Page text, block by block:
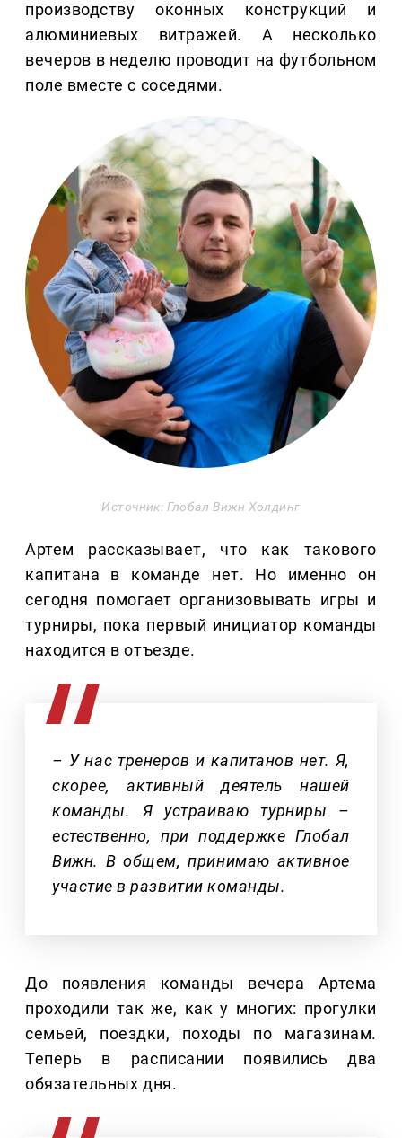
производству оконных конструкций и
алюминиевых витражей. А несколько
вечеров в неделю проводит на футбольном
поле вместе с соседями.
Источник: Глобал Вижн Холдинг
Артем рассказывает, что как такового
капитана в команде нет. Но именно он
сегодня помогает организовывать игры и
турниры, пока первый инициатор команды
находится в отъезде.
– У нас тренеров и капитанов нет. Я,
скорее, активный деятель нашей
команды. Я устраиваю турниры –
естественно, при поддержке Глобал
Вижн. В общем, принимаю активное
участие в развитии команды.
До появления команды вечера Артема
проходили так же, как у многих: прогулки
семьей, поездки, походы по магазинам.
Теперь в расписании появились два
обязательных дня.